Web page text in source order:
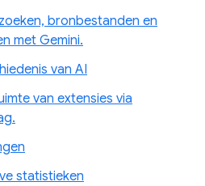
bronbestanden en
met Gemini.
van AI
van extensies via
statistieken